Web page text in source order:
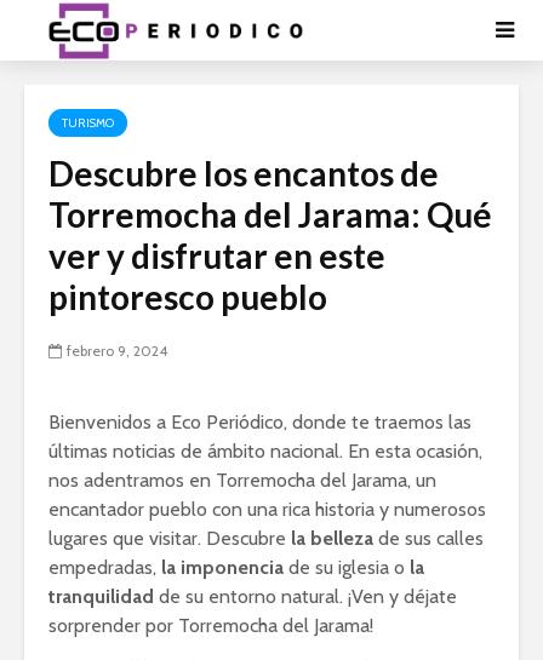
TURISMO
Descubre los encantos de
Torremocha del Jarama: Qué
ver y disfrutar en este
pintoresco pueblo
febrero 9, 2024
Bienvenidos a Eco Periódico, donde te traemos las
últimas noticias de ámbito nacional. En esta ocasión,
nos adentramos en Torremocha del Jarama, un
encantador pueblo con una rica historia y numerosos
lugares que visitar. Descubre la belleza de sus calles
empedradas, la imponencia de su iglesia o la
tranquilidad de su entorno natural. ¡Ven y déjate
sorprender por Torremocha del Jarama!